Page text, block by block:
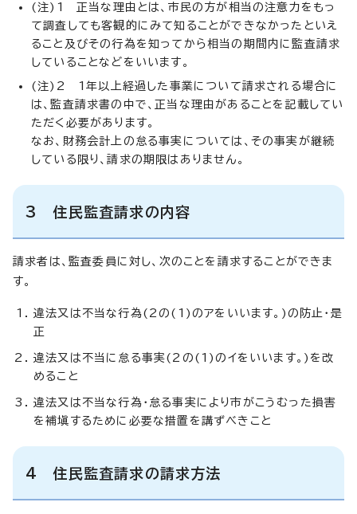
(注)1 正当な理由とは、市民の方が相当の注意力をもっ
て調査しても客観的にみて知ることができなかったといえ
ること及びその行為を知ってから相当の期間内に監査請求
していることなどをいいます。
(注)2 1年以上経過した事業について請求される場合に
は、監査請求書の中で、正当な理由があることを記載してい
ただく必要があります。
なお、財務会計上の怠る事実については、その事実が継続
している限り、請求の期限はありません。
3 住民監査請求の内容
請求者は、監査委員に対し、次のことを請求することができま
す。
違法又は不当な行為(2の(1)のアをいいます。)の防止・是
正
違法又は不当に怠る事実(2の(1)のイをいいます。)を改
めること
違法又は不当な行為・怠る事実により市がこうむった損害
を補塡するために必要な措置を講ずべきこと
4 住民監査請求の請求方法